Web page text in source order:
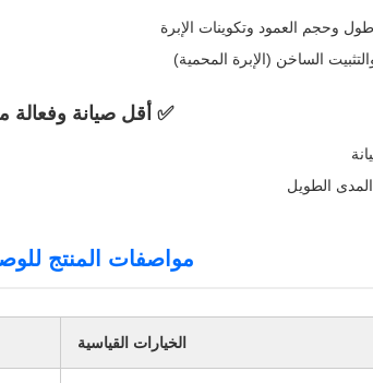
الساخن (الإبرة المحمية)
✅ أقل صيانة وفعالة
الطويل
مواصفات المنتج
الخيارات القياسية